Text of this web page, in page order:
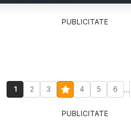
PUBLICITATE
1 2 3 4 5 6 ...
PUBLICITATE